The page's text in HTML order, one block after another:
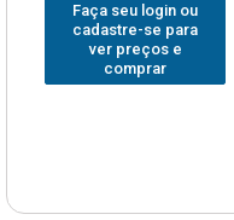
Faça seu login ou
cadastre-se para
ver preços e
comprar